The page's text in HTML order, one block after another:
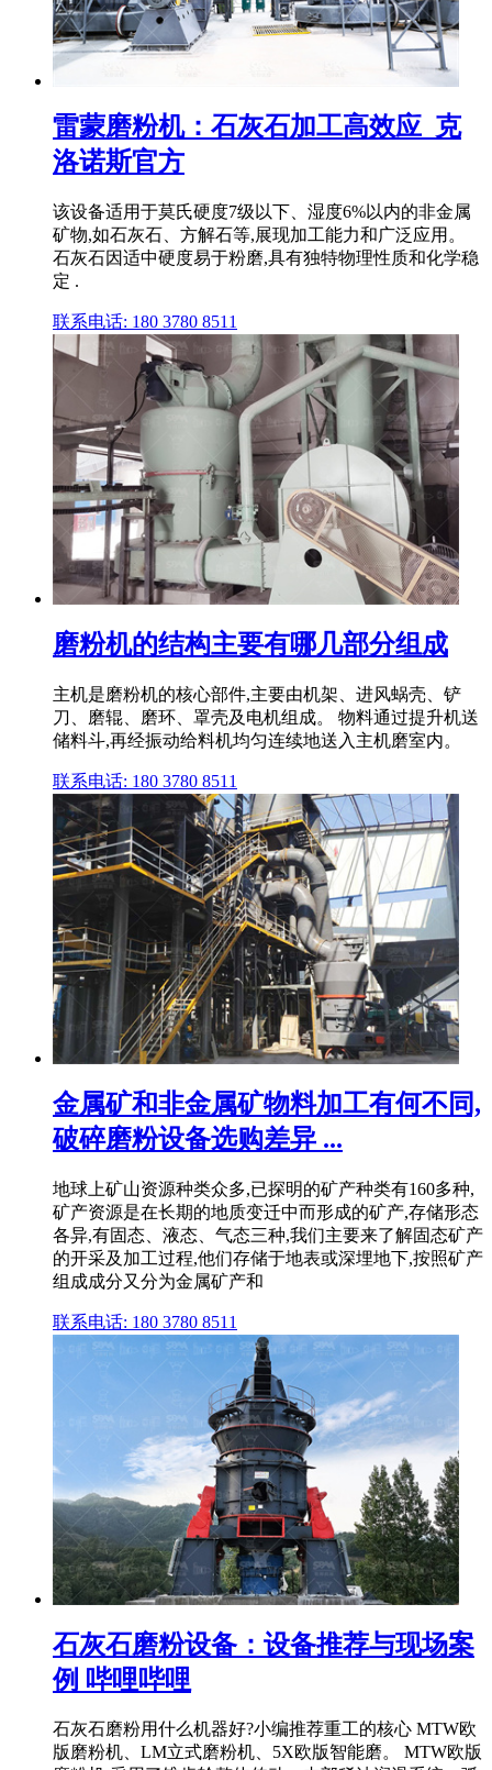
雷蒙磨粉机：石灰石加工高效应_克
洛诺斯官方
该设备适用于莫氏硬度7级以下、湿度6%以内的非金属
矿物,如石灰石、方解石等,展现加工能力和广泛应用。
石灰石因适中硬度易于粉磨,具有独特物理性质和化学稳
定 .
联系电话: 180 3780 8511
磨粉机的结构主要有哪几部分组成
主机是磨粉机的核心部件,主要由机架、进风蜗壳、铲
刀、磨辊、磨环、罩壳及电机组成。 物料通过提升机送
储料斗,再经振动给料机均匀连续地送入主机磨室内。
联系电话: 180 3780 8511
金属矿和非金属矿物料加工有何不同,
破碎磨粉设备选购差异 ...
地球上矿山资源种类众多,已探明的矿产种类有160多种,
矿产资源是在长期的地质变迁中而形成的矿产,存储形态
各异,有固态、液态、气态三种,我们主要来了解固态矿产
的开采及加工过程,他们存储于地表或深埋地下,按照矿产
组成成分又分为金属矿产和
联系电话: 180 3780 8511
石灰石磨粉设备：设备推荐与现场案
例 哔哩哔哩
石灰石磨粉用什么机器好?小编推荐重工的核心 MTW欧
版磨粉机、LM立式磨粉机、5X欧版智能磨。 MTW欧版